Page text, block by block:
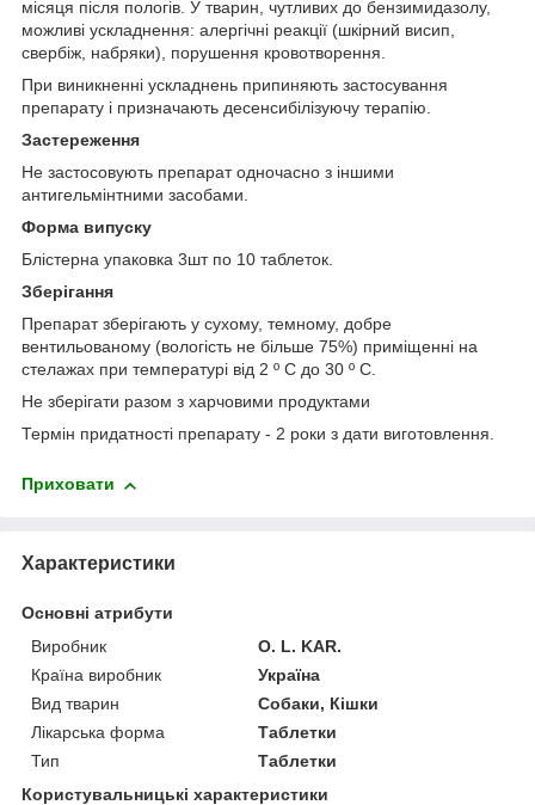
місяця після пологів. У тварин, чутливих до бензимидазолу,
можливі ускладнення: алергічні реакції (шкірний висип,
свербіж, набряки), порушення кровотворення.
При виникненні ускладнень припиняють застосування
препарату і призначають десенсибілізуючу терапію.
Застереження
Не застосовують препарат одночасно з іншими
антигельмінтними засобами.
Форма випуску
Блістерна упаковка 3шт по 10 таблеток.
Зберігання
Препарат зберігають у сухому, темному, добре
вентильованому (вологість не більше 75%) приміщенні на
стелажах при температурі від 2 º С до 30 º С.
Не зберігати разом з харчовими продуктами
Термін придатності препарату - 2 роки з дати виготовлення.
Приховати
Характеристики
Основні атрибути
Виробник
O. L. KAR.
Країна виробник
Україна
Вид тварин
Собаки, Кішки
Лікарська форма
Таблетки
Тип
Таблетки
Користувальницькі характеристики